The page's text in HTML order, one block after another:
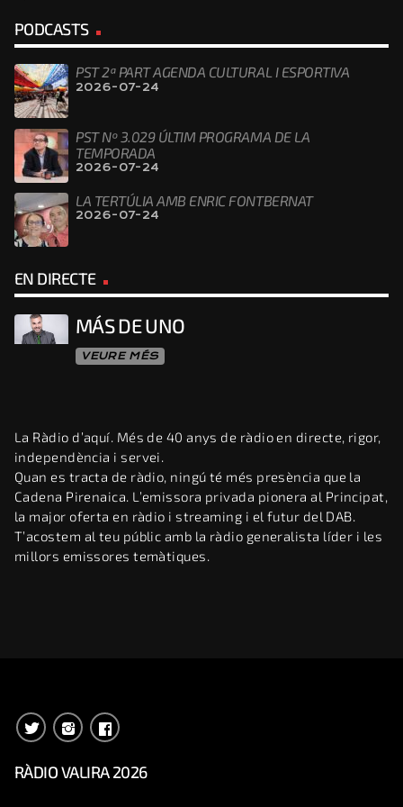
PODCASTS
PST 2ª PART AGENDA CULTURAL I ESPORTIVA
2026-07-24
PST Nº 3.029 ÚLTIM PROGRAMA DE LA
TEMPORADA
2026-07-24
LA TERTÚLIA AMB ENRIC FONTBERNAT
2026-07-24
EN DIRECTE
MÁS DE UNO
VEURE MÉS
La Ràdio d’aquí. Més de 40 anys de ràdio en directe, rigor,
independència i servei.
Quan es tracta de ràdio, ningú té més presència que la
Cadena Pirenaica. L’emissora privada pionera al Principat,
la major oferta en ràdio i streaming i el futur del DAB.
T’acostem al teu públic amb la ràdio generalista líder i les
millors emissores temàtiques.
RÀDIO VALIRA 2026